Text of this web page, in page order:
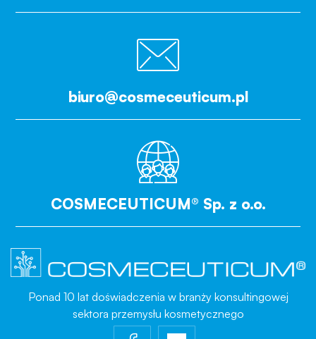
biuro@cosmeceuticum.pl
COSMECEUTICUM® Sp. z o.o.
Ponad 10 lat doświadczenia w branży konsultingowej
sektora przemysłu kosmetycznego